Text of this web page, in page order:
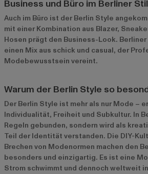
Business und Büro im Berliner Stil
Auch im Büro ist der Berlin Style
mit einer Kombination aus Blazer,
Hosen prägt den Business-Look.
einen Mix aus schick und casual, der
Modebewusstsein vereint.
Warum der Berlin Style so
Der Berlin Style ist mehr als nur Mode –
Individualität, Freiheit und Subkultur. In
Regeln gebunden, sondern wird als
Teil der Identität verstanden. Die DIY-
Brechen von Modenormen machen den
besonders und einzigartig. Es ist eine
Strom schwimmt und dennoch weltweit